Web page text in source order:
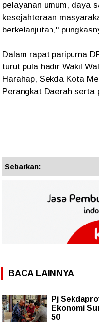
pelayanan umum, daya
kesejahteraan
berkelanjutan,"
Dalam rapat paripurna
turut pula hadir Wakil
Harahap, Sekda Kota
Perangkat Daerah serta
Sebarkan:
BACA LAINNYA
Pj
Ekonomi
50